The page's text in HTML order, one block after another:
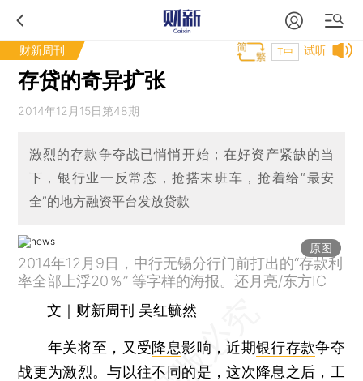
财新周刊 试听
T中
存贷的奇异扩张
2014年12月15日第48期
激烈的存款争夺战已悄悄开始；在好资产紧缺的当
下，银行业一反常态，抢搭末班车，抢着给“最安
全”的地方融资平台发放贷款
原图
2014年12月9日，中行无锡分行门前打出的“存款利
率全部上浮20％” 等字样的海报。还月亮/东方IC
文｜财新周刊 吴红毓然
年关将至，又受降息影响，近期银行存款争夺
战更为激烈。与以往不同的是，这次降息之后，工